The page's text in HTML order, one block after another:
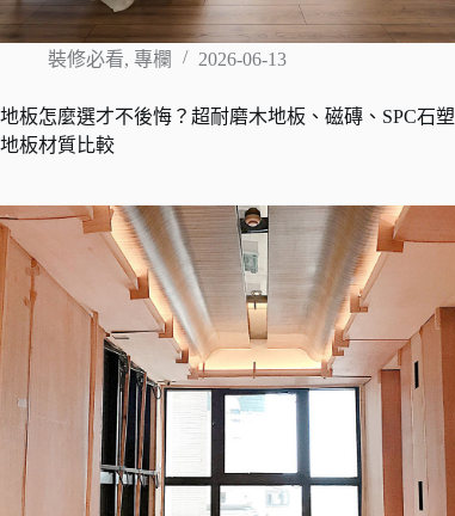
裝修必看, 專欄 2026-06-13
地板怎麼選才不後悔？超耐磨木地板、磁磚、SPC石塑
地板材質比較